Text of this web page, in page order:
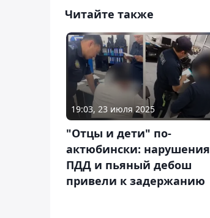
Читайте также
19:03, 23 июля 2025
"Отцы и дети" по-
актюбински: нарушения
ПДД и пьяный дебош
привели к задержанию